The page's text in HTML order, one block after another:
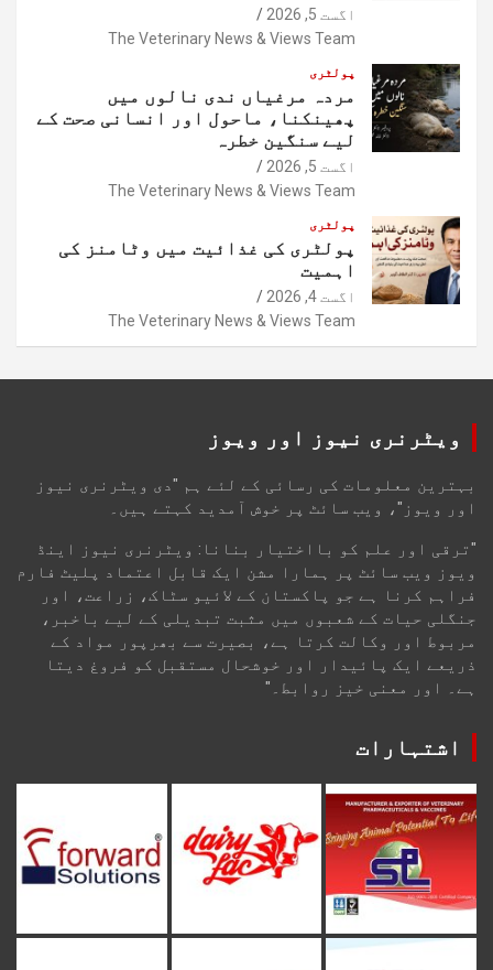
اگست 5, 2026
The Veterinary News & Views Team
پولٹری
مردہ مرغیاں ندی نالوں میں
پھینکنا، ماحول اور انسانی صحت کے
لیے سنگین خطرہ
اگست 5, 2026
The Veterinary News & Views Team
پولٹری
پولٹری کی غذائیت میں وٹامنز کی
اہمیت
اگست 4, 2026
The Veterinary News & Views Team
ویٹرنری نیوز اور ویوز
بہترین معلومات کی رسائی کے لئے ہم "دی ویٹرنری نیوز
اور ویوز"، ویب سائٹ پر خوش آمدید کہتے ہیں۔
"ترقی اور علم کو بااختیار بنانا: ویٹرنری نیوز اینڈ
ویوز ویب سائٹ پر ہمارا مشن ایک قابل اعتماد پلیٹ فارم
فراہم کرنا ہے جو پاکستان کے لائیو سٹاک، زراعت، اور
جنگلی حیات کے شعبوں میں مثبت تبدیلی کے لیے باخبر،
مربوط اور وکالت کرتا ہے، بصیرت سے بھرپور مواد کے
ذریعے ایک پائیدار اور خوشحال مستقبل کو فروغ دیتا
ہے۔ اور معنی خیز روابط۔"
اشتہارات